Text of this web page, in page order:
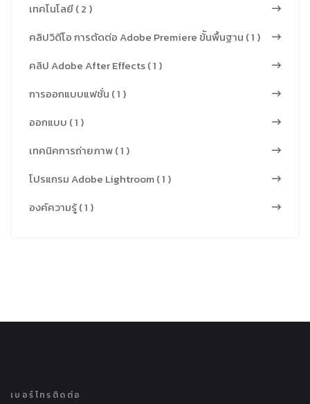
เทคโนโลยี ( 2 )
คลิปวิดีโอ การตัดต่อ Adobe Premiere ข้ันพื้นฐาน ( 1 )
คลิป Adobe After Effects ( 1 )
การออกแบบแฟชั่น ( 1 )
ออกแบบ ( 1 )
เทคนิคการถ่ายภาพ ( 1 )
โปรแกรม Adobe Lightroom ( 1 )
องค์ความรู้ ( 1 )
เบอร์โทรติดต่อ